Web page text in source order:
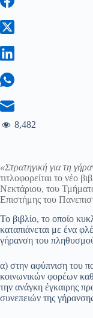
8,482
«Στρατηγική για τη
τιτλοφορείται το νέο
Νεκτάριου, του
Επιστήμης του
Το βιβλίο, το οποίο
καταπιάνεται με ένα
γήρανση του
α) στην αφύπνιση του
κοινωνικών φορέων
την ανάγκη έγκαιρης
συνεπειών της